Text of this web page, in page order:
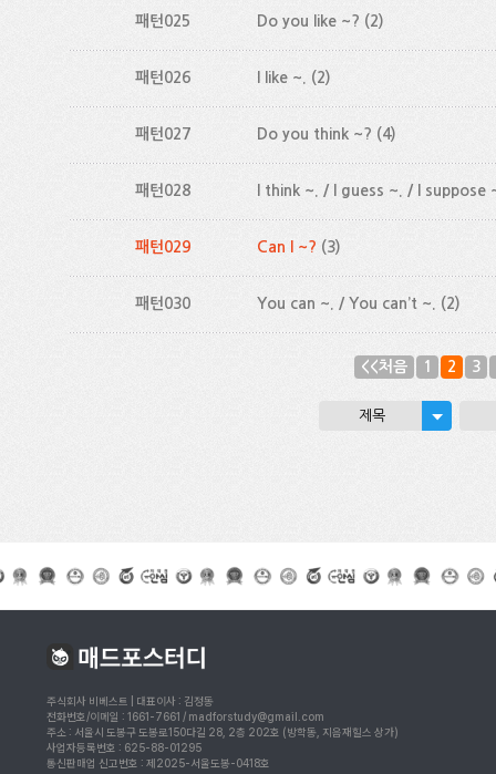
패턴025 Do you like ~? (2)
패턴026 I like ~. (2)
패턴027 Do you think ~? (4)
패턴028 I think ~. / I guess ~. / I suppose
패턴029 Can I ~? (3)
패턴030 You can ~. / You can’t ~. (2)
<<처음 1 2 3
제목
주식회사 비베스트 | 대표이사 : 김정동
전화번호/이메일 : 1661-7661 / madforstudy@gmail.com
주소 : 서울시 도봉구 도봉로150다길 28, 2층 202호 (방학동, 지음재힐스 상가)
사업자등록번호 : 625-88-01295
통신판매업 신고번호 : 제2025-서울도봉-0418호